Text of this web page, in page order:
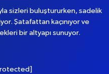
sizleri buluştururken, sadelik
Şatafattan kaçınıyor ve
bir altyapı sunuyor.